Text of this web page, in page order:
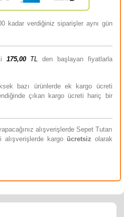
kadar verdiğiniz siparişler aynı gün
175,00 TL den başlayan fiyatlarla
bazı ürünlerde ek kargo ücreti
çıkan kargo ücreti hariç bir
alışverişlerde Sepet Tutarı
alışverişlerde kargo ücretsiz olarak